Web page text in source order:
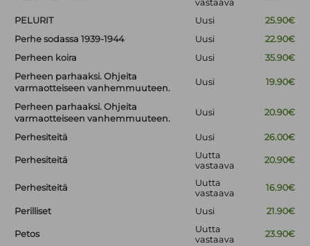
vastaava
PELURIT Uusi
25.90€
Perhe sodassa 1939-1944
Uusi
22.90€
Perheen koira
Uusi
35.90€
Perheen parhaaksi. Ohjeita
varmaotteiseen vanhemmuuteen.
Uusi 19.90€
Perheen parhaaksi. Ohjeita
varmaotteiseen vanhemmuuteen.
Uusi 20.90€
Perhesiteitä Uusi 26.00€
Perhesiteitä
Uutta
vastaava
20.90€
Perhesiteitä
Uutta
vastaava
16.90€
Perilliset Uusi 21.90€
Petos
Uutta
vastaava
23.90€